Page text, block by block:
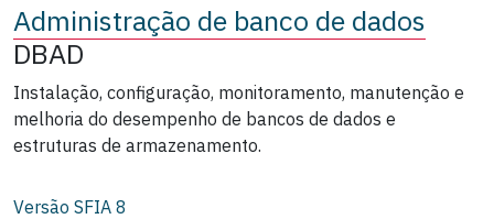
Administração de banco de dados
DBAD
Instalação, configuração, monitoramento, manutenção e
melhoria do desempenho de bancos de dados e
estruturas de armazenamento.
Versão SFIA 8